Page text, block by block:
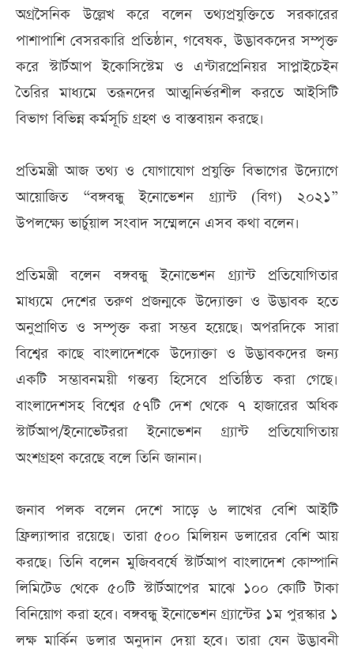
অগ্রসৈনিক উল্লেখ করে বলেন তথ্যপ্রযুক্তিতে সরকারের
পাশাপাশি বেসরকারি প্রতিষ্ঠান, গবেষক, উদ্ভাবকদের সম্পৃক্ত
করে স্টার্টআপ ইকোসিস্টেম ও এন্টারপ্রেনিয়র সাপ্লাইচেইন
তৈরির মাধ্যমে তরূনদের আত্মনির্ভরশীল করতে আইসিটি
বিভাগ বিভিন্ন কর্মসূচি গ্রহণ ও বাস্তবায়ন করছে।
প্রতিমন্ত্রী আজ তথ্য ও যোগাযোগ প্রযুক্তি বিভাগের উদ্যোগে
আয়োজিত “বঙ্গবন্ধু ইনোভেশন গ্র্যান্ট (বিগ) ২০২১”
উপলক্ষ্যে ভার্চুয়াল সংবাদ সম্মেলনে এসব কথা বলেন।
প্রতিমন্ত্রী বলেন বঙ্গবন্ধু ইনোভেশন গ্র্যান্ট প্রতিযোগিতার
মাধ্যমে দেশের তরুণ প্রজন্মকে উদ্যোক্তা ও উদ্ভাবক হতে
অনুপ্রাণিত ও সম্পৃক্ত করা সম্ভব হয়েছে। অপরদিকে সারা
বিশ্বের কাছে বাংলাদেশকে উদ্যোক্তা ও উদ্ভাবকদের জন্য
একটি সম্ভাবনময়ী গন্তব্য হিসেবে প্রতিষ্ঠিত করা গেছে।
বাংলাদেশসহ বিশ্বের ৫৭টি দেশ থেকে ৭ হাজারের অধিক
স্টার্টআপ/ইনোভেটররা ইনোভেশন গ্র্যান্ট প্রতিযোগিতায়
অংশগ্রহণ করেছে বলে তিনি জানান।
জনাব পলক বলেন দেশে সাড়ে ৬ লাখের বেশি আইটি
ফ্রিল্যান্সার রয়েছে। তারা ৫০০ মিলিয়ন ডলারের বেশি আয়
করছে। তিনি বলেন মুজিববর্ষে স্টার্টআপ বাংলাদেশ কোম্পানি
লিমিটেড থেকে ৫০টি স্টার্টআপের মাঝে ১০০ কোটি টাকা
বিনিয়োগ করা হবে। বঙ্গবন্ধু ইনোভেশন গ্র্যান্টের ১ম পুরস্কার ১
লক্ষ মার্কিন ডলার অনুদান দেয়া হবে। তারা যেন উদ্ভাবনী